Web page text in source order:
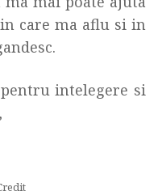
care ma aflu si in
intelegere si